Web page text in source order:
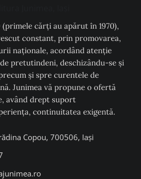
(primele cărți au apărut în 1970),
constant, prin promovarea,
naţionale, acordând atenţie
pretutindeni, deschizându-se şi
şi spre curentele de
Junimea vă propune o ofertă
având drept suport
continuitatea exigentă.
Copou, 700506, Iași